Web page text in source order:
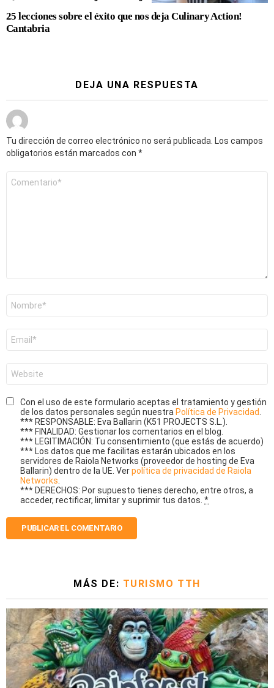
25 lecciones sobre el éxito que nos deja Culinary Action!
Cantabria
DEJA UNA RESPUESTA
Tu dirección de correo electrónico no será publicada. Los campos
obligatorios están marcados con *
electrónico
*
Con el uso de este formulario aceptas el tratamiento y gestión
de los datos personales según nuestra Política de Privacidad
*** RESPONSABLE: Eva Ballarin (K51 PROJECTS S.L.).
*** FINALIDAD: Gestionar los comentarios en el blog.
*** LEGITIMACIÓN: Tu consentimiento (que estás de acuerdo)
*** Los datos que me facilitas estarán ubicados en los
servidores de Raiola Networks (proveedor de hosting de Eva
Ballarin) dentro de la UE. Verpolítica de privacidad de Raiola
Networks
*** DERECHOS: Por supuesto tienes derecho, entre otros, a
acceder, rectificar, limitar y suprimir tus datos. *
MÁS DE: TURISMO TTH